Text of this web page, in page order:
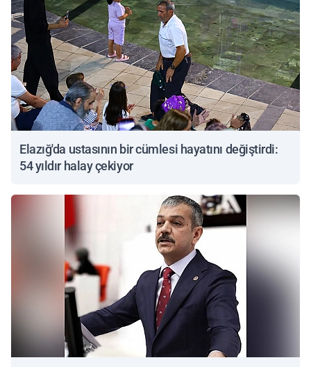
Elazığ'da ustasının bir cümlesi hayatını değiştirdi:
54 yıldır halay çekiyor